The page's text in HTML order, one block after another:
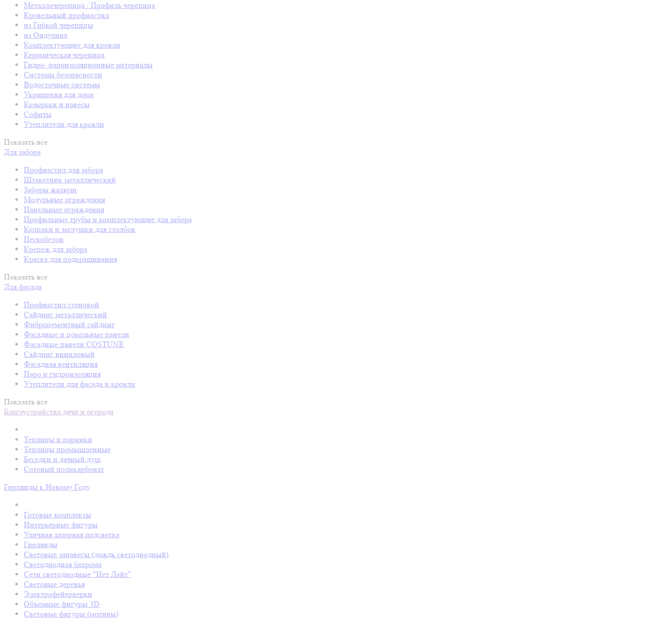
Металлочерепица / Профиль черепица
Кровельный профнастил
из Гибкой черепицы
из Ондулина
Комплектующие для кровли
Керамическая черепица
Гидро- пароизоляционные материалы
Системы безопасности
Водосточные системы
Украшения для дома
Козырьки и навесы
Софиты
Утеплители для кровли
Показать все
Для забора
Профнастил для забора
Штакетник металлический
Заборы жалюзи
Модульные ограждения
Панельные ограждения
Профильные трубы и комплектующие для забора
Колпаки и заглушки для столбов
Пескобетон
Крепеж для забора
Краска для подкрашивания
Показать все
Для фасада
Профнастил стеновой
Сайдинг металлический
Фиброцементный сайдинг
Фасадные и цокольные панели
Фасадные панели COSTUNE
Сайдинг виниловый
Фасадная вентиляция
Паро и гидроизоляция
Утеплители для фасада и кровли
Показать все
Благоустройство дачи и огорода
Теплицы и парники
Теплицы промышленные
Беседки и дачный душ
Сотовый поликарбонат
Гирлянды к Новому Году
Готовые комплекты
Интерьерные фигуры
Уличная лазерная подсветка
Гирлянды
Световые занавесы (дождь светодиодный)
Светодиодная бахрома
Сети светодиодные "Нет Лайт"
Световые деревья
Электрофейерверки
Объемные фигуры 3D
Световые фигуры (мотивы)